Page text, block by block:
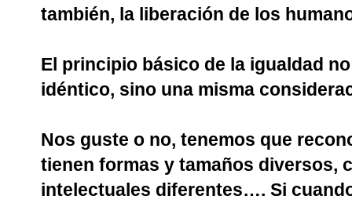
también, la liberación de los
El principio básico de la igualdad
idéntico, sino una misma
Nos guste o no, tenemos que
tienen formas y tamaños diversos,
intelectuales diferentes…. Si